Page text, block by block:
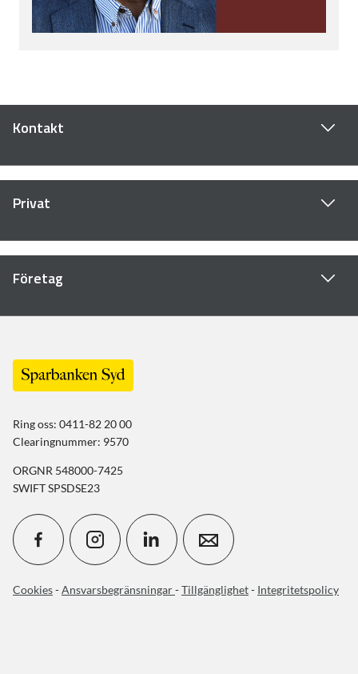
Kontakt
Privat
Företag
Ring oss: 0411-82 20 00
Clearingnummer: 9570
ORGNR 548000-7425
SWIFT SPSDSE23
Cookies-Ansvarsbegränsningar-Tillgänglighet- Integritetspolicy